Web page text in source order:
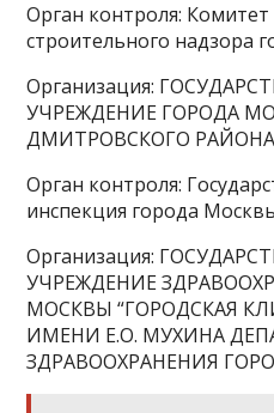
Орган контроля: Комитет
строительного надзора
Организация:
УЧРЕЖДЕНИЕ ГОРОДА
ДМИТРОВСКОГО
Орган контроля:
инспекция города
Организация:
УЧРЕЖДЕНИЕ
МОСКВЫ “ГОРОДСКАЯ
ИМЕНИ Е.О. МУХИНА
ЗДРАВООХРАНЕНИЯ